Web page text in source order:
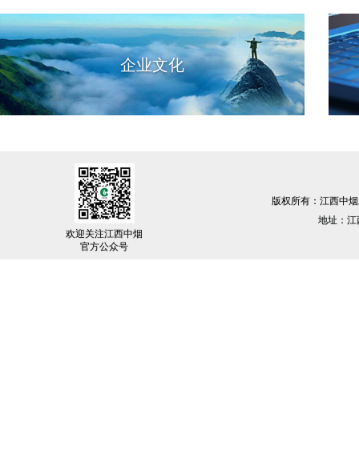
企业文化
欢迎关注江西中烟
官方公众号
版权所有：江西中
地址：江